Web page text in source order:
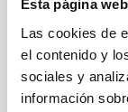
Esta página
Las cookies de
el contenido y
sociales y
información
Aula
5 Mar
Anteriores